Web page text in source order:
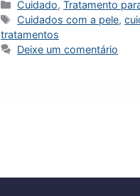
Categorias
Cuidado,Tratamento
Tags
Cuidados com a pele,
tratamentos
Deixe um comentário